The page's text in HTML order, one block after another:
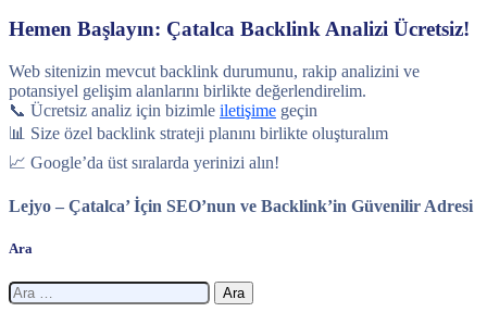
Hemen Başlayın: Çatalca Backlink Analizi Ücretsiz!
Web sitenizin mevcut backlink durumunu, rakip analizini ve
potansiyel gelişim alanlarını birlikte değerlendirelim.
📞 Ücretsiz analiz için bizimle iletişime geçin
📊 Size özel backlink strateji planını birlikte oluşturalım
📈 Google’da üst sıralarda yerinizi alın!
Lejyo – Çatalca’ İçin SEO’nun ve Backlink’in Güvenilir Adresi
Ara
Arama: